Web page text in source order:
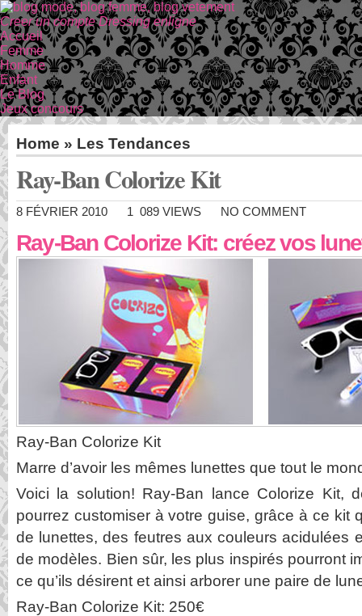
Creer un compte Dressing enligne
Accueil
Femme
Homme
Enfant
Le Blog
Jeux concours
Home » Les Tendances
Ray-Ban Colorize Kit
8 FÉVRIER 2010 1 089 VIEWS NO COMMENT
Ray-Ban Colorize Kit: créez vos
Ray-Ban Colorize Kit
Marre d’avoir les mêmes lunettes que tout le
Voici la solution! Ray-Ban lance Colorize Kit,
pourrez customiser à votre guise, grâce à ce kit
de lunettes, des feutres aux couleurs acidulées
de modèles. Bien sûr, les plus inspirés pourront
ce qu’ils désirent et ainsi arborer une paire de
Ray-Ban Colorize Kit: 250€